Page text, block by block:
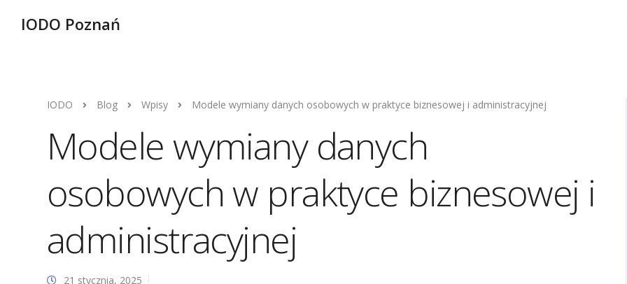
IODO Poznań
IODO Blog Wpisy Modele wymiany danych osobowych w praktyce biznesowej i administracyjnej
Modele wymiany danych
osobowych w praktyce biznesowej i
administracyjnej
21 stycznia, 2025